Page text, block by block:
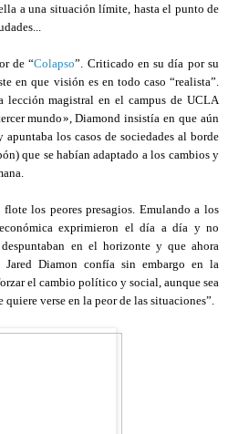
a una situación límite, hasta el punto de
de “Colapso”. Criticado en su día por su
en que visión es en todo caso “realista”.
lección magistral en el campus de UCLA
mundo», Diamond insistía en que aún
los casos de sociedades al borde
que se habían adaptado a los cambios y
los peores presagios. Emulando a los
exprimieron el día a día y no
en el horizonte y que ahora
Diamon confía sin embargo en la
el cambio político y social, aunque sea
verse en la peor de las situaciones”.